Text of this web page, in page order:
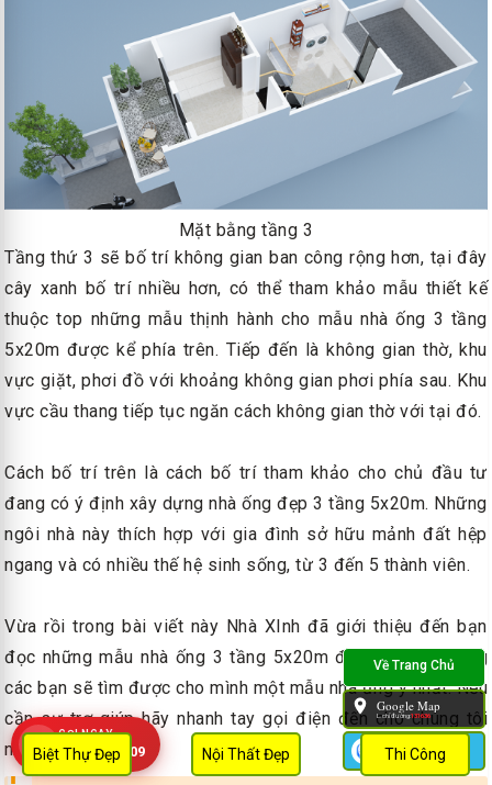
Mặt bằng tầng 3
Tầng thứ 3 sẽ bố trí không gian ban công rộng hơn, tại đây
cây xanh bố trí nhiều hơn, có thể tham khảo mẫu thiết kế
thuộc top những mẫu thịnh hành cho mẫu nhà ống 3 tầng
5x20m được kể phía trên. Tiếp đến là không gian thờ, khu
vực giặt, phơi đồ với khoảng không gian phơi phía sau. Khu
vực cầu thang tiếp tục ngăn cách không gian thờ với tại đó.
Cách bố trí trên là cách bố trí tham khảo cho chủ đầu tư
đang có ý định xây dựng nhà ống đẹp 3 tầng 5x20m. Những
ngôi nhà này thích hợp với gia đình sở hữu mảnh đất hệp
ngang và có nhiều thế hệ sinh sống, từ 3 đến 5 thành viên.
Vừa rồi trong bài viết này Nhà XInh đã giới thiệu đến bạn
đọc những mẫu nhà ống 3 tầng 5x20m đẹp nhất. Hy vọng
các bạn sẽ tìm được cho mình một mẫu nhà ưng ý nhất. Nếu
cần sự trợ giúp hãy nhanh tay gọi điện đến cho chúng tôi
nhé!Biệt Thự Đẹp Nội Thất Đẹp Thi Công
Google Map
L.chỉ đường:131636
Zalo
GỌI NGAY
0909 452 109